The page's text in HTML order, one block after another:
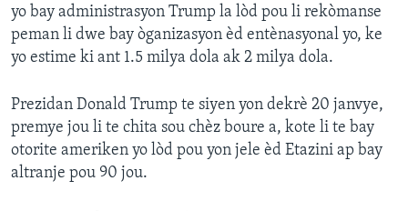
yo bay administrasyon Trump la lòd pou li rekòmanse
peman li dwe bay òganizasyon èd entènasyonal yo, ke
yo estime ki ant 1.5 milya dola ak 2 milya dola.
Prezidan Donald Trump te siyen yon dekrè 20 janvye,
premye jou li te chita sou chèz boure a, kote li te bay
otorite ameriken yo lòd pou yon jele èd Etazini ap bay
altranje pou 90 jou.